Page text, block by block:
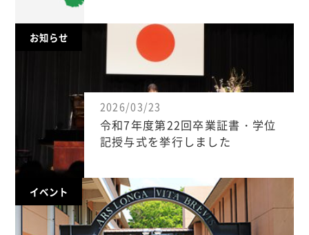
お知らせ
2026/03/23
令和7年度第22回卒業証書・学位
記授与式を挙行しました
イベント